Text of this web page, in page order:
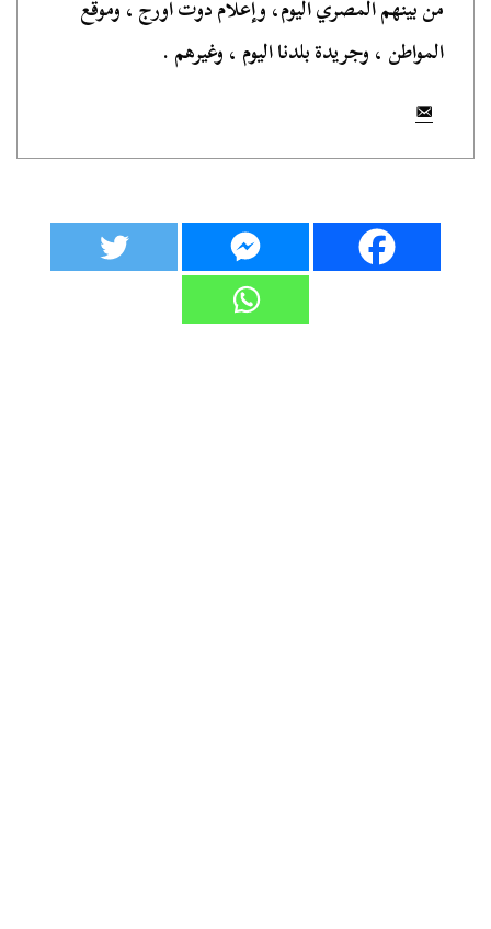
من بينهم المصري اليوم، وإعلام دوت أورج ، وموقع
المواطن ، وجريدة بلدنا اليوم ، وغيرهم .